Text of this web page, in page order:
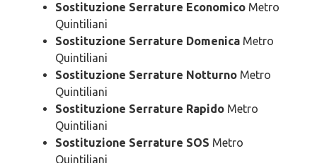
Sostituzione Serrature Economico Metro
Quintiliani
Sostituzione Serrature Domenica Metro
Quintiliani
Sostituzione Serrature Notturno Metro
Quintiliani
Sostituzione Serrature Rapido Metro
Quintiliani
Sostituzione Serrature SOS Metro
Quintiliani